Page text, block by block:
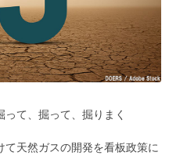
って、掘って、掘りまく
天然ガスの開発を看板政策に